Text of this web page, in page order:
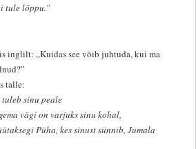
tule lõppu.”
inglilt: „Kuidas see võib juhtuda, kui ma
talle:
tuleb sinu peale
vägi on varjuks sinu kohal,
Püha, kes sinust sünnib, Jumala